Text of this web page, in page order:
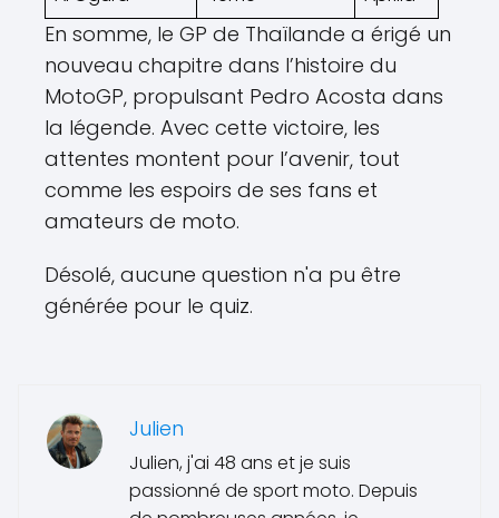
En somme, le GP de Thaïlande a érigé un
nouveau chapitre dans l’histoire du
MotoGP, propulsant Pedro Acosta dans
la légende. Avec cette victoire, les
attentes montent pour l’avenir, tout
comme les espoirs de ses fans et
amateurs de moto.
Désolé, aucune question n'a pu être
générée pour le quiz.
Julien
Julien, j'ai 48 ans et je suis
passionné de sport moto. Depuis